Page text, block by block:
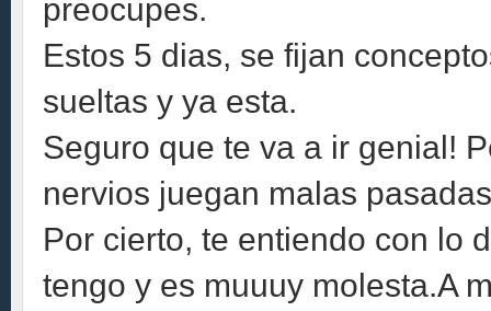
preocupes.
Estos 5 dias, se fijan
sueltas y ya esta.
Seguro que te va a ir genial!
nervios juegan malas
Por cierto, te entiendo con lo
tengo y es muuuy molesta.A